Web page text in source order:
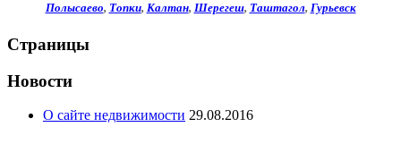
Полысаево, Топки, Калтан, Шерегеш, Таштагол, Гурьевск
Страницы
Новости
О сайте недвижимости 29.08.2016